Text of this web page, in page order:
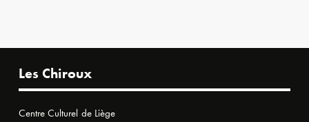
Les Chiroux
Centre Culturel de Liège